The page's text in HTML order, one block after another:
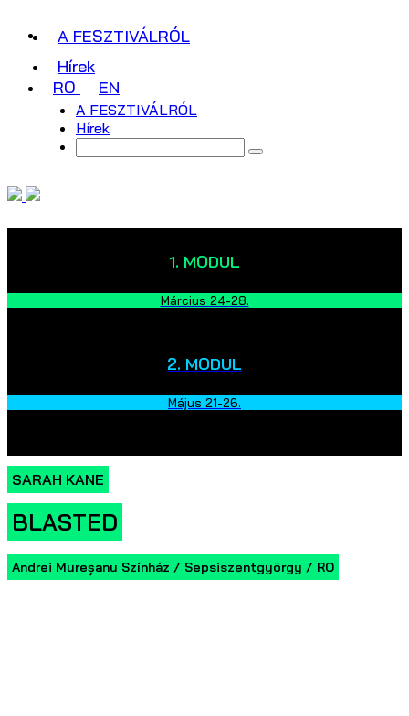
A FESZTIVÁLRÓL
Hírek
RO
EN
A FESZTIVÁLRÓL
Hírek
1. MODUL
Március 24-28.
2. MODUL
Május 21-26.
SARAH KANE
BLASTED
Andrei Mureșanu Színház / Sepsiszentgyörgy / RO